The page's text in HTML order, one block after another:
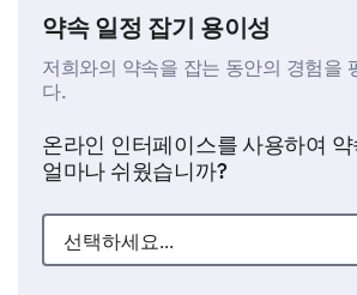
약속 일정 잡기 용이성
저희와의 약속을 잡는 동안의 경험을
다.
온라인 인터페이스를 사용하여
얼마나 쉬웠습니까?